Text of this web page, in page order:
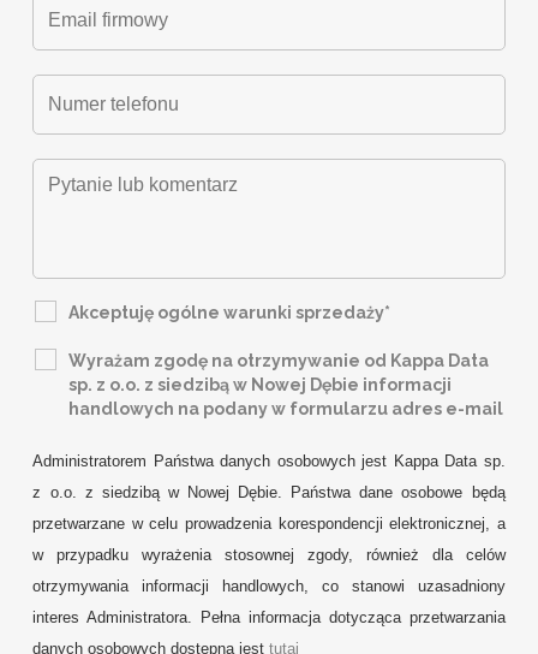
Akceptuję ogólne warunki sprzedaży*
Wyrażam zgodę na otrzymywanie od Kappa Data
sp. z o.o. z siedzibą w Nowej Dębie informacji
handlowych na podany w formularzu adres e-mail
Administratorem Państwa danych osobowych jest Kappa Data sp.
z o.o. z siedzibą w Nowej Dębie. Państwa dane osobowe będą
przetwarzane w celu prowadzenia korespondencji elektronicznej, a
w przypadku wyrażenia stosownej zgody, również dla celów
otrzymywania informacji handlowych, co stanowi uzasadniony
interes Administratora. Pełna informacja dotycząca przetwarzania
danych osobowych dostępna jesttutaj